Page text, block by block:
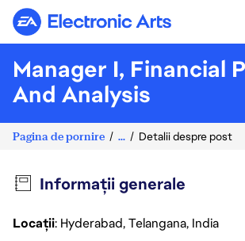
Electronic Arts
Manager I, Financial
And Analysis
Pagina de pornire ... Detalii despre post
Informații generale
Locații: Hyderabad, Telangana, India